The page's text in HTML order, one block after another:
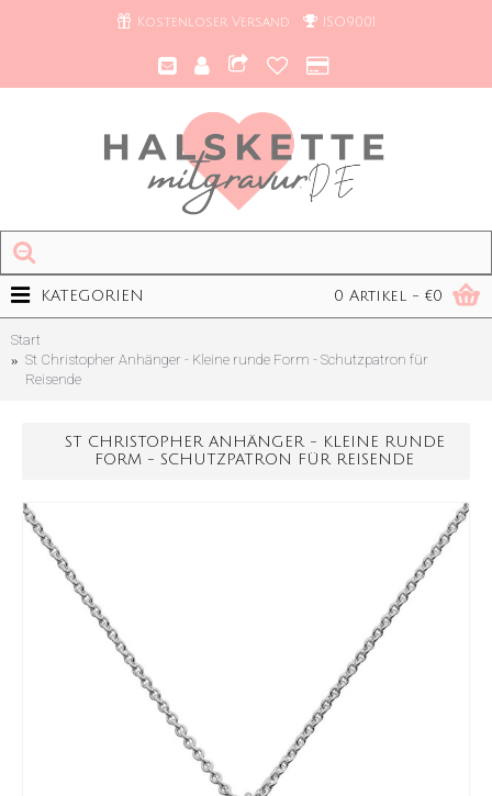
Kostenloser Versand ISO9001
0 Artikel - €0
KATEGORIEN
Start
St Christopher Anhänger - Kleine runde Form - Schutzpatron für
Reisende
ST CHRISTOPHER ANHÄNGER - KLEINE RUNDE
FORM - SCHUTZPATRON FÜR REISENDE